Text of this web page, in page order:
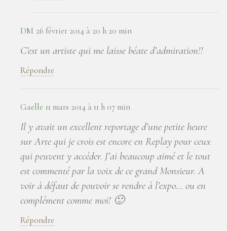
DM 26 février 2014 à 20 h 20 min
C’est un artiste qui me laisse béate d’admiration!!
Répondre
Gaelle 11 mars 2014 à 11 h 07 min
Il y avait un excellent reportage d’une petite heure
sur Arte qui je crois est encore en Replay pour ceux
qui peuvent y accéder. J’ai beaucoup aimé et le tout
est commenté par la voix de ce grand Monsieur. A
voir à défaut de pouvoir se rendre à l’expo… ou en
complément comme moi! 🙂
Répondre